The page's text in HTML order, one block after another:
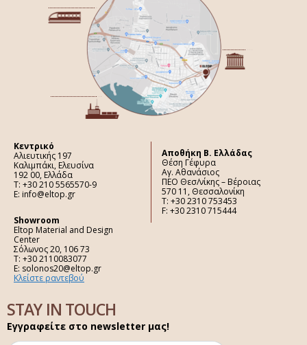
Κεντρικό
Αλιευτικής 197
Καλιμπάκι, Ελευσίνα
192 00, Ελλάδα
Τ: +30 210 5565570-9
E: info@eltop.gr
Showroom
Eltop Material and Design
Center
Σόλωνος 20, 106 73
Τ: +30 2110083077
E: solonos20@eltop.gr
Κλείστε ραντεβού
Aποθήκη Β. Ελλάδας
Θέση Γέφυρα
Αγ. Αθανάσιος
ΠΕΟ Θεσ/νίκης – Βέροιας
570 11, Θεσσαλονίκη
Τ: +30 2310 753453
F: +30 2310 715444
STAY IN TOUCH
Εγγραφείτε στο newsletter μας!